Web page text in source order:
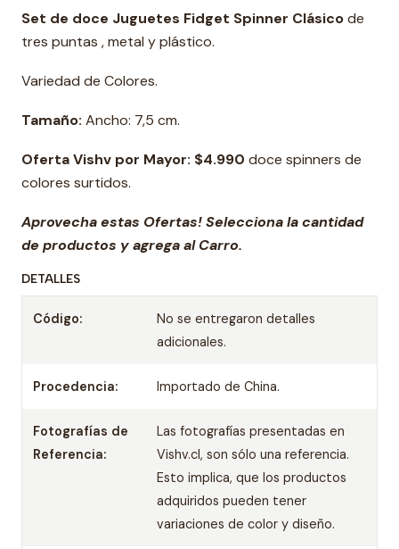
Set de doce Juguetes Fidget Spinner Clásicode
tres puntas , metal y plástico.
Variedad de Colores.
Tamaño: Ancho: 7,5 cm.
Oferta Vishv por Mayor: $4.990 doce spinners de
colores surtidos.
Aprovecha estas Ofertas! Selecciona la cantidad
de productos y agrega al Carro.
DETALLES
Código:
No se entregaron detalles
adicionales.
Procedencia: Importado de China.
Fotografías de
Referencia:
Las fotografías presentadas en
Vishv.cl, son sólo una referencia.
Esto implica, que los productos
adquiridos pueden tener
variaciones de color y diseño.